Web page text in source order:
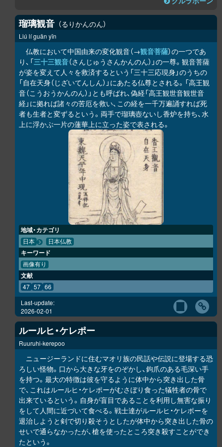
瑠璃観音 るりかんのん
Liú lí guān yīn
仏教において中国由来の変化観音（→観音菩薩）の一つであ
り、「三十三観音（さんじゅうさんかんのん）」の一尊。観音菩薩
が姿を変えて人々を救済するという「三十三応現身」のうちの
「自在天身（じざいてんしん）」にあたる仏尊とされる。「高王観
音（こうおうかんのん）」とも呼ばれ、偽経「高王観世音観世音
経」に拠れば諸々の苦厄を救い、この経を一千万遍誦すれば死
者も生者と変ずるという。両手で瑠璃壺ないし香炉を持ち、水
上に浮かぶ一片の蓮華上に立った姿で表される。
地域・カテゴリ
日本 日本仏教
キーワード
画像有り
文献
47 57 66
Last-update:
2026-02-01
ルールヒ・ケレポー
Ruuruhi-kerepoo
ニュージーランドに住むマオリ族の民話や伝説に登場する恐
ろしい怪物。口から大きな牙をのぞかし、鉤爪のある毛深い手
を持つ。最大の特徴は彼を守るように体中から突き出した骨
で、これはルールヒ・ケレポーがむさぼり食った犠牲者の骨で
出来ているという。自身が盲目であることを利用し無害な振り
をして人間に近づいて食べる。戦士達がルールヒ・ケレポーを
退治しようと剣で切り殺そうとしたが体中から突き出した骨の
せいで通らなかったが、槍を使ったところ突き殺すことができ
たという。